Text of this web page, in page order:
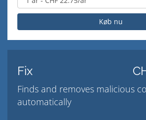
Køb nu
Fix
Finds and removes malicious
automatically